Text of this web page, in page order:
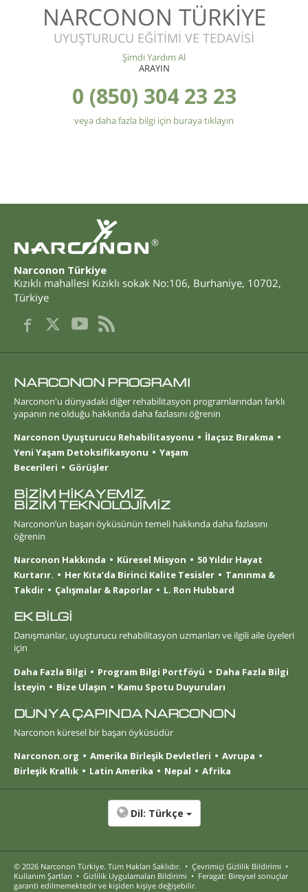
NARCONON TÜRKİYE
UYUŞTURUCU EĞİTİMİ VE TEDAVİSİ
Şimdi Yardım Al
ARAYIN
0 (850) 304 23 23
veya daha fazla bilgi için buraya tıklayın
®
Narconon Türkiye
Kızıklı mahallesi Kızıklı sokak No:106, Burhaniye, 10702,
Türkiye
NARCONON PROGRAMI
Narconon'u dünyadaki diğer rehabilitasyon programlarından farklı
yapanın ne olduğu hakkında daha fazlasını öğrenin
Narconon Uyuşturucu Rehabilitasyonu
İlaçsız Bırakma
Yeni Yaşam Detoksifikasyonu
Yaşam
Becerileri
Görüşler
BİZİM HİKAYEMİZ.
BİZİM TEKNOLOJİMİZ
Narconon’un başarı öyküsünün temeli hakkında daha fazlasını
öğrenin
Narconon Hakkında
Küresel Misyon
50 Yıldır Hayat
Kurtarır.
Her Kıta’da Birinci Kalite Tesisler
Tanınma &
Takdir
Çalışmalar & Raporlar L. Ron Hubbard
EK BİLGİ
Danışmanlar, uyuşturucu rehabilitasyon uzmanları ve ilgili aile üyeleri
için
Daha Fazla Bilgi
Program Bilgi Portföyü
Daha Fazla Bilgi
İsteyin
Bize Ulaşın Kamu Spotu Duyuruları
DÜNYA ÇAPINDA NARCONON
Narconon küresel bir başarı öyküsüdür
Narconon.org
Amerika Birleşik Devletleri
Avrupa
Birleşik Krallık
Latin Amerika Nepal Afrika
Dil: Türkçe
© 2026 Narconon Türkiye. Tüm Hakları Saklıdır. • Çevrimiçi Gizlilik Bildirimi •
Kullanım Şartları • Gizlilik Uygulamaları Bildirimi • Feragat: Bireysel sonuçlar
garanti edilmemektedir ve kişiden kişiye değişebilir.